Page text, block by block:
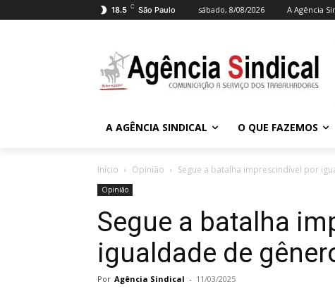
18.5 C São Paulo sábado, 8/08/2026 A Agência
A AGÊNCIA SINDICAL O QUE FAZEMOS
Início Opinião Segue a batalha imprescindível por
Opinião
Segue a batalha
igualdade de
Por Agência Sindical - 11/03/2025